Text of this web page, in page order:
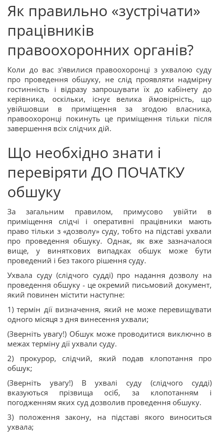
Як правильно «зустрічати»
працівників
правоохоронних органів?
Коли до вас з'явилися правоохоронці з ухвалою суду
про проведення обшуку, не слід проявляти надмірну
гостинність і відразу запрошувати їх до кабінету до
керівника, оскільки, існує велика ймовірність, що
увійшовши в приміщення за згодою власника,
правоохоронці покинуть це приміщення тільки після
завершення всіх слідчих дій.
Що необхідно знати і
перевіряти ДО ПОЧАТКУ
обшуку
За загальним правилом, примусово увійти в
приміщення слідчі і оперативні працівники мають
право тільки з «дозволу» суду, тобто на підставі ухвали
про проведення обшуку. Однак, як вже зазначалося
вище, у виняткових випадках обшук може бути
проведений і без такого рішення суду.
Ухвала суду (слідчого судді) про надання дозволу на
проведення обшуку - це окремий письмовий документ,
який повинен містити наступне:
1) термін дії визначення, який не може перевищувати
одного місяця з дня винесення ухвали;
(Зверніть увагу!) Обшук може проводитися виключно в
межах терміну дії ухвали суду.
2) прокурор, слідчий, який подав клопотання про
обшук;
(Зверніть увагу!) В ухвалі суду (слідчого судді)
вказуються прізвища осіб, за клопотанням і
погодженням яких суд дозволив проведення обшуку.
3) положення закону, на підставі якого виноситься
ухвала;